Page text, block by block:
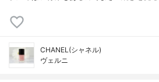
CHANEL(シャネル)
ヴェルニ